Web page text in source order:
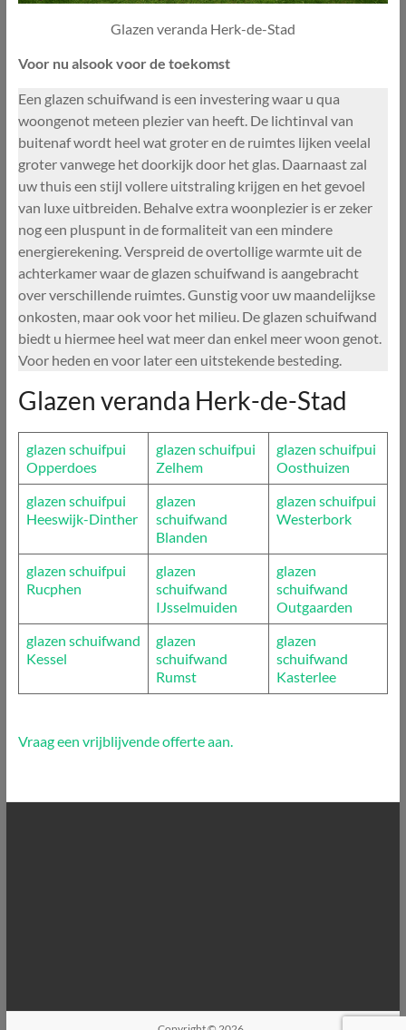
Glazen veranda Herk-de-Stad
Voor nu alsook voor de toekomst
Een glazen schuifwand is een investering waar u qua
woongenot meteen plezier van heeft. De lichtinval van
buitenaf wordt heel wat groter en de ruimtes lijken veelal
groter vanwege het doorkijk door het glas. Daarnaast zal
uw thuis een stijl vollere uitstraling krijgen en het gevoel
van luxe uitbreiden. Behalve extra woonplezier is er zeker
nog een pluspunt in de formaliteit van een mindere
energierekening. Verspreid de overtollige warmte uit de
achterkamer waar de glazen schuifwand is aangebracht
over verschillende ruimtes. Gunstig voor uw maandelijkse
onkosten, maar ook voor het milieu. De glazen schuifwand
biedt u hiermee heel wat meer dan enkel meer woon genot.
Voor heden en voor later een uitstekende besteding.
Glazen veranda Herk-de-Stad
glazen schuifpui
Opperdoes
glazen schuifpui
Zelhem
glazen schuifpui
Oosthuizen
glazen schuifpui
Heeswijk-Dinther
glazen
schuifwand
Blanden
glazen schuifpui
Westerbork
glazen schuifpui
Rucphen
glazen
schuifwand
IJsselmuiden
glazen
schuifwand
Outgaarden
glazen schuifwand
Kessel
glazen
schuifwand
Rumst
glazen
schuifwand
Kasterlee
Vraag een vrijblijvende offerte aan.